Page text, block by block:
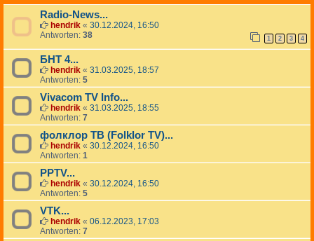
Radio-News...
hendrik « 30.12.2024, 16:50
Antworten: 38 1 2 3 4
БНТ 4...
hendrik « 31.03.2025, 18:57
Antworten: 5
Vivacom TV Info...
hendrik « 31.03.2025, 18:55
Antworten: 7
фолклор TB (Folklor TV)...
hendrik « 30.12.2024, 16:50
Antworten: 1
PPTV...
hendrik « 30.12.2024, 16:50
Antworten: 5
VTK...
hendrik « 06.12.2023, 17:03
Antworten: 7